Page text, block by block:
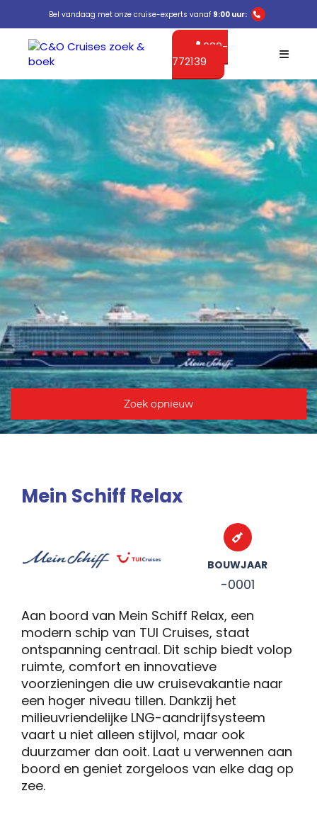
Bel vandaag met onze cruise-experts vanaf 9:00 uur:
089-
772139
Zoek opnieuw
Mein Schiff Relax
BOUWJAAR
-0001
Aan boord van Mein Schiff Relax, een
modern schip van TUI Cruises, staat
ontspanning centraal. Dit schip biedt volop
ruimte, comfort en innovatieve
voorzieningen die uw cruisevakantie naar
een hoger niveau tillen. Dankzij het
milieuvriendelijke LNG-aandrijfsysteem
vaart u niet alleen stijlvol, maar ook
duurzamer dan ooit. Laat u verwennen aan
boord en geniet zorgeloos van elke dag op
zee.